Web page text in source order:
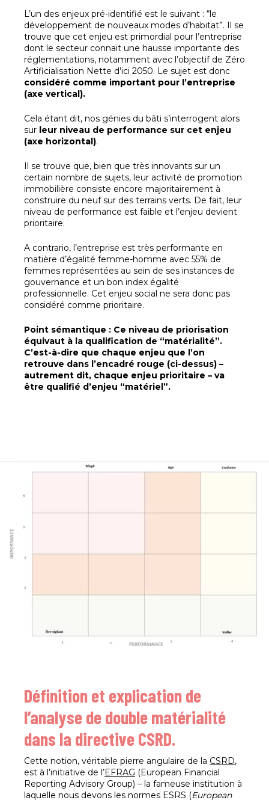
L’un des enjeux pré-identifié est le suivant : “le
développement de nouveaux modes d’habitat”. Il se
trouve que cet enjeu est primordial pour l’entreprise
dont le secteur connait une hausse importante des
réglementations, notamment avec l’objectif de Zéro
Artificialisation Nette d’ici 2050. Le sujet est donc
considéré comme important pour l’entreprise
(axe vertical).
Cela étant dit, nos génies du bâti s’interrogent alors
sur leur niveau de performance sur cet enjeu
(axe horizontal).
Il se trouve que, bien que très innovants sur un
certain nombre de sujets, leur activité de promotion
immobilière consiste encore majoritairement à
construire du neuf sur des terrains verts. De fait, leur
niveau de performance est faible et l’enjeu devient
prioritaire.
A contrario, l’entreprise est très performante en
matière d’égalité femme-homme avec 55% de
femmes représentées au sein de ses instances de
gouvernance et un bon index égalité
professionnelle. Cet enjeu social ne sera donc pas
considéré comme prioritaire.
Point sémantique : Ce niveau de priorisation
équivaut à la qualification de “matérialité”.
C’est-à-dire que chaque enjeu que l’on
retrouve dans l’encadré rouge (ci-dessus) –
autrement dit, chaque enjeu prioritaire – va
être qualifié d’enjeu “matériel”.
Définition et explication de
l’analyse de double matérialité
dans la directive CSRD.
Cette notion, véritable pierre angulaire de la CSRD,
est à l’initiative de l’EFRAG (European Financial
Reporting Advisory Group) – la fameuse institution à
laquelle nous devons les normes ESRS (European